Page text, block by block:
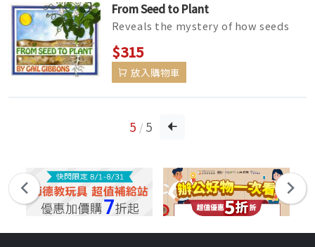
From Seed to Plant
Reveals the mystery of how seeds
are formed and grow into plants,
detailing the life cycles of flowe...
$315
放入購物車
5 / 5